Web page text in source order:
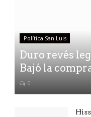
Política San Luis
Duro revés
Bajó la
0